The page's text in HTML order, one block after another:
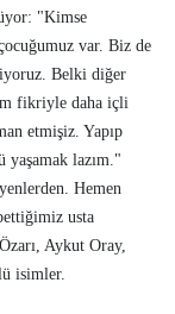
"Kimse
var. Biz de
Belki diğer
fikriyle daha içli
etmişiz. Yapıp
yaşamak lazım."
Hemen
usta
Aykut Oray,
isimler.